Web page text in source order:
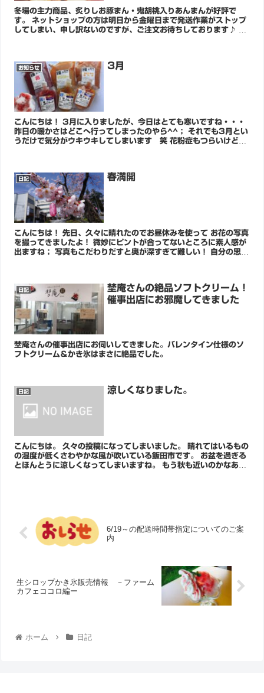
冬場の主力商品、炙りしお豚まん・鬼胡桃入りあんまんが好評で
す。 ネットショップの方は明日から金曜日まで発送作業がストップ
してしまい、申し訳ないのですが、ご注文お待ちしております♪ 談
お知らせ 3月
こんにちは！ 3月に入りましたが、今日はとても寒いですね・・・
昨日の暖かさはどこへ行ってしまったのやら^^； それでも3月とい
うだけで気分がウキウキしてしまいます 笑 花粉症もつらいけど、
日記 春満開
こんにちは！ 先日、久々に晴れたのでお昼休みを使って お花の写真
を撮ってきましたよ！ 微妙にピントが合ってないところに素人感が
出ますね； 写真もこだわりだすと奥が深すぎて難しい！ 自分の思っ
日記
埜庵さんの絶品ソフトクリーム！
催事出店にお邪魔してきました
埜庵さんの催事出店にお伺いしてきました。バレンタイン仕様のソ
フトクリーム＆かき氷はまさに絶品でした。
日記 涼しくなりました。
こんにちは。 久々の投稿になってしまいました。 晴れてはいるもの
の湿度が低くさわやかな風が吹いている飯田市です。 お盆を過ぎる
とほんとうに涼しくなってしまいますね。 もう秋も近いのかなあと
6/19～の配送時間帯指定についてのご案
内
生シロップかき氷販売情報 －ファーム
カフェココロ編ー
ホーム 日記